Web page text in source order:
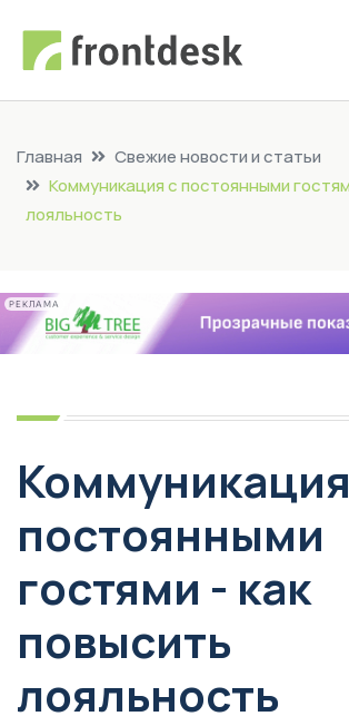
Главная
Свежие новости и статьи
Коммуникация с постоянными
лояльность
РЕКЛАМА
постоянными
гостями - как
повысить
лояльность